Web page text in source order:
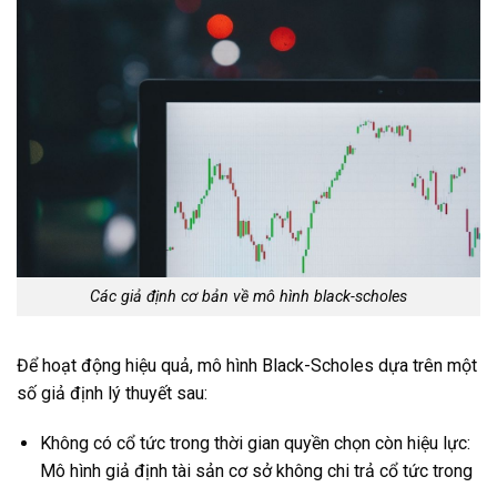
Các giả định cơ bản về mô hình black-scholes
Để hoạt động hiệu quả, mô hình Black-Scholes dựa trên một
số giả định lý thuyết sau:
Không có cổ tức trong thời gian quyền chọn còn hiệu lực:
Mô hình giả định tài sản cơ sở không chi trả cổ tức trong